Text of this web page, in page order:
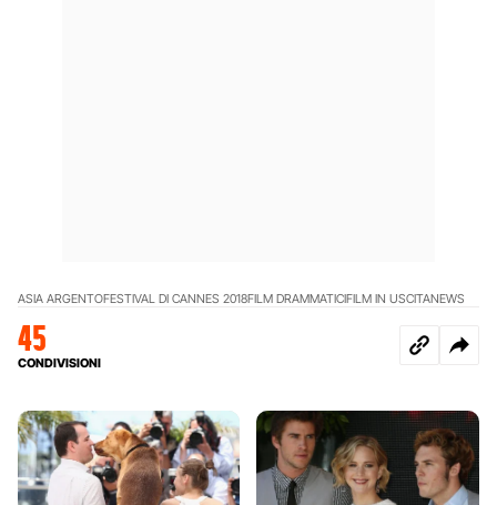
ASIA ARGENTOFESTIVAL DI CANNES 2018FILM DRAMMATICIFILM IN USCITANEWS
45
CONDIVISIONI